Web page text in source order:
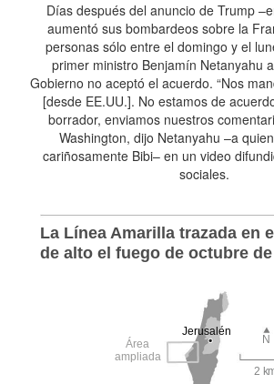
Días después del anuncio de Trump
aumentó sus bombardeos sobre la
personas sólo entre el domingo y el
primer ministro Benjamín Netanyahu
Gobierno no aceptó el acuerdo. “Nos
[desde EE.UU.]. No estamos de
borrador, enviamos nuestros
Washington, dijo Netanyahu –a
cariñosamente Bibi– en un video
sociales.
La Línea Amarilla trazada en
de alto el fuego de octubre de
Jerusalén
N
Área
ampliada
2